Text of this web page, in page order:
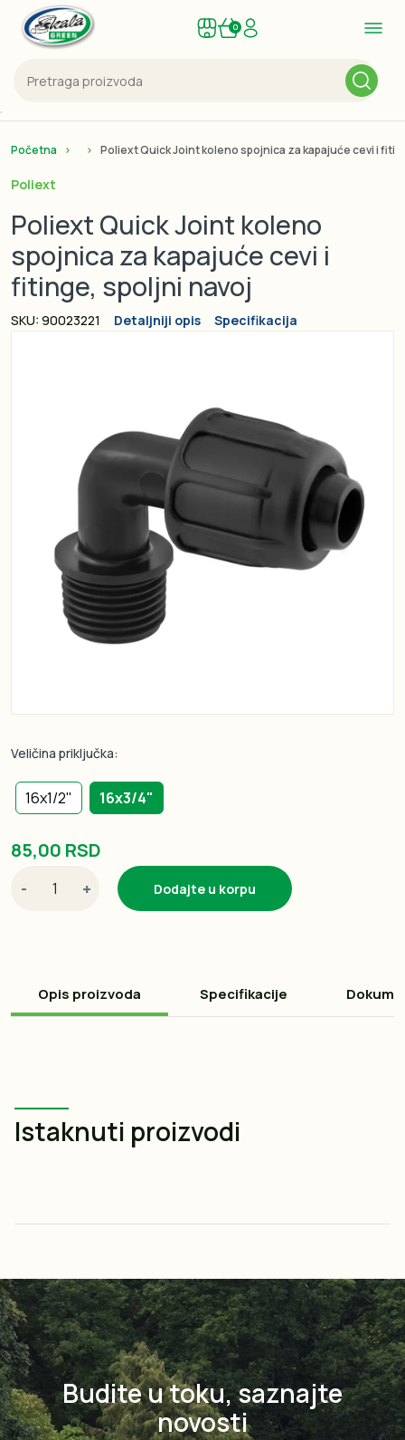
0
Početna Poliext Quick Joint koleno spojnica za kapajuće cevi i
Poliext
Poliext Quick Joint koleno
spojnica za kapajuće cevi i
fitinge, spoljni navoj
SKU: 90023221 Detaljniji opis Specifikacija
Veličina priključka:
16x1/2" 16x3/4"
85,00 RSD
- + Dodajte u korpu
Opis proizvoda Specifikacije
Istaknuti proizvodi
Budite u toku, saznajte
novosti